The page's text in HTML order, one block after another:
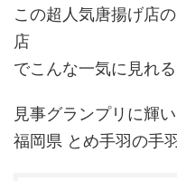
この超人気唐揚げ店
店
でこんな一気に見れ
見事グランプリに輝い
福岡県 とめ手羽の手